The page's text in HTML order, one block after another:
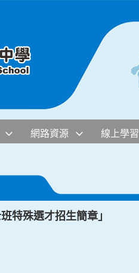
網路資源 線上學習
特殊選才招生簡章」